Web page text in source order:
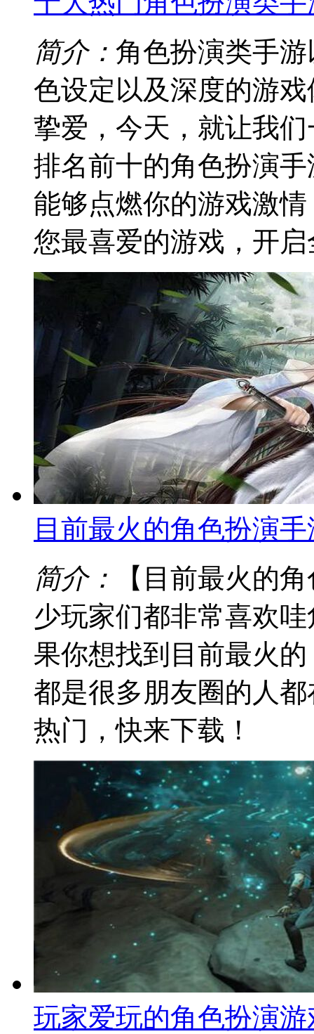
简介： 角色扮演类手
色设定以及深度的游
挚爱，今天，就让我
排名前十的角色扮演
能够点燃你的游戏激
您最喜爱的游戏，开
目前最火的角色扮演手
简介：
【目前最火的
少玩家们都非常喜欢
果你想找到目前最火
都是很多朋友圈的人
热门，快来下载！
玩家爱玩的角色扮演游